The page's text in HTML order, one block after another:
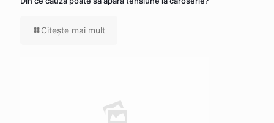
Citeşte mai mult